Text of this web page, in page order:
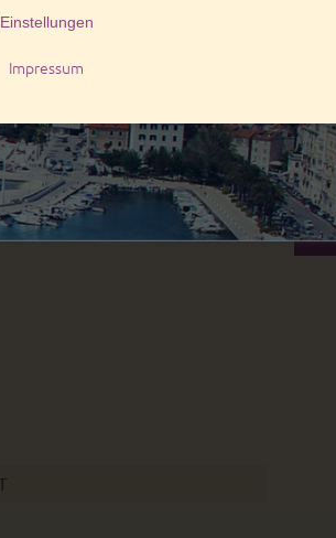
innerhalb Deutschlands:
19 -
innerhalb der EU:
30 -
10413
Stück